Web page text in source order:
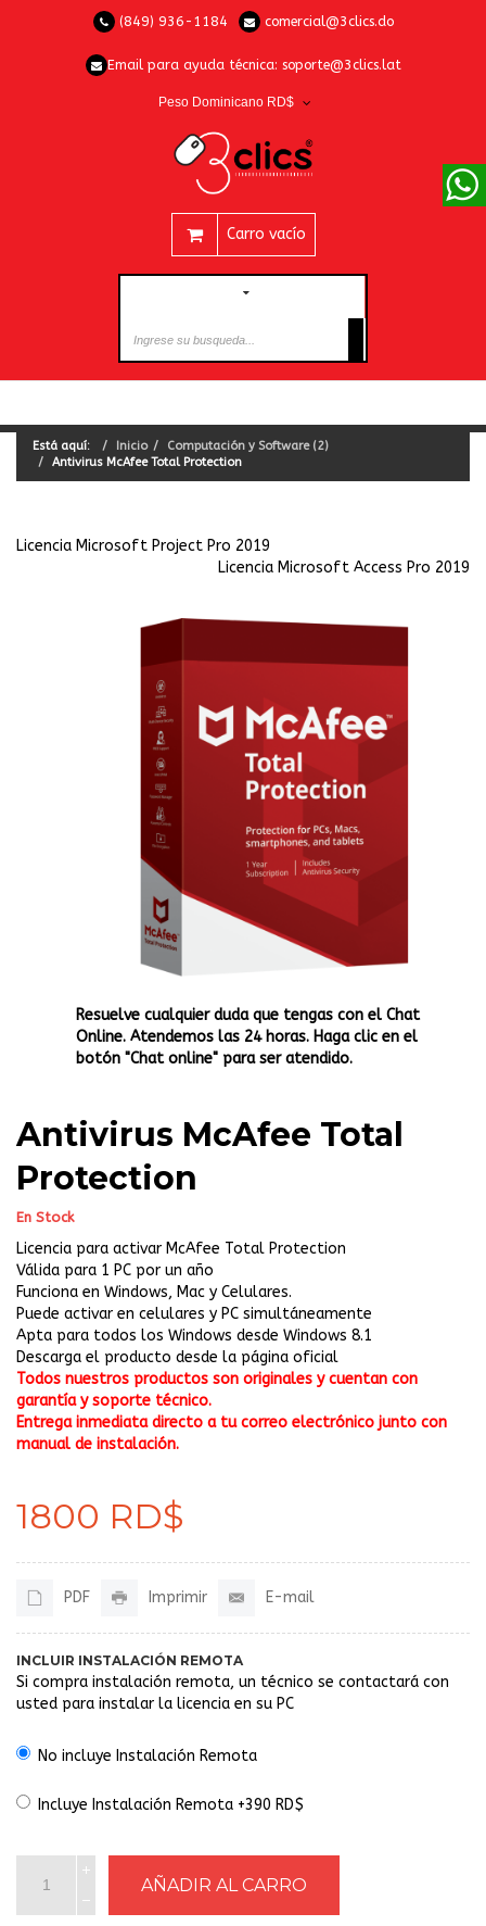
(849) 936-1184 comercial@3clics.do
Email para ayuda técnica: soporte@3clics.lat
Peso Dominicano RD$
Carro vacío
CATEGORÍAS
Está aquí: Inicio
Computación y Software (2)
Antivirus McAfee Total Protection
Licencia Microsoft Project Pro 2019
Licencia Microsoft Access Pro 2019
Resuelve cualquier duda que tengas con el Chat
Online. Atendemos las 24 horas. Haga clic en el
botón "Chat online" para ser atendido.
Antivirus McAfee Total
Protection
En Stock
Licencia para activar McAfee Total Protection
Válida para 1 PC por un año
Funciona en Windows, Mac y Celulares.
Puede activar en celulares y PC simultáneamente
Apta para todos los Windows desde Windows 8.1
Descarga el producto desde la página oficial
Todos nuestros productos son originales y cuentan con
garantía y soporte técnico.
Entrega inmediata directo a tu correo electrónico junto con
manual de instalación.
1800 RD$
PDF Imprimir E-mail
INCLUIR INSTALACIÓN REMOTA
Si compra instalación remota, un técnico se contactará con
usted para instalar la licencia en su PC
No incluye Instalación Remota
Incluye Instalación Remota +390 RD$